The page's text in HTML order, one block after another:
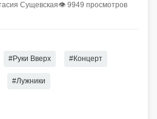
Сущевская👁 9949 просмотров
#Руки Вверх #Концерт
#Лужники